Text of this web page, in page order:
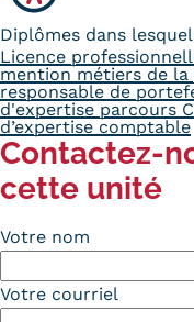
Diplômes dans
Licence
mention métiers de
responsable de
d'expertise parcours
d’expertise comptable
Contactez-
cette unité
Votre nom
Votre courriel